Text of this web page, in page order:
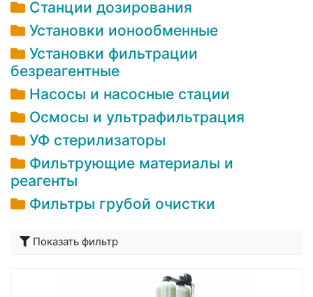
Станции дозирования
Установки ионообменные
Установки фильтрации
безреагентные
Насосы и насосные стации
Осмосы и ультрафильтрация
УФ стерилизаторы
Фильтрующие материалы и
реагенты
Фильтры грубой очистки
Показать фильтр
Подробнее